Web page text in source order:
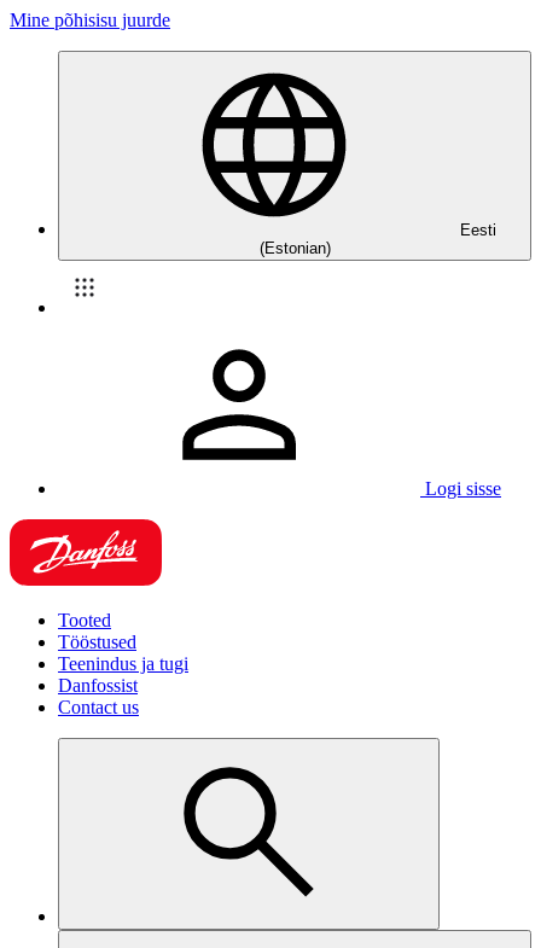
Mine põhisisu juurde
Eesti
(Estonian)
Logi sisse
Tooted
Tööstused
Teenindus ja tugi
Danfossist
Contact us